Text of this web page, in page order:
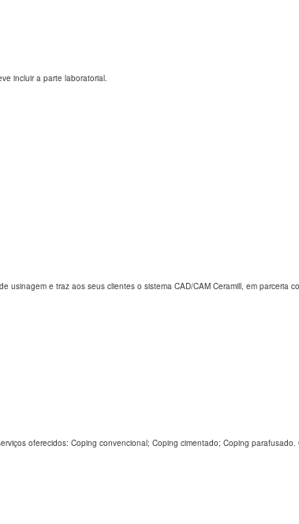
e traz aos seus clientes o sistema CAD/CAM Ceramill, em parceria
oferecidos: Coping convencional; Coping cimentado; Coping parafusado.